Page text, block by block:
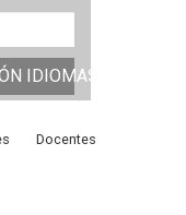
IDIOMAS
Docentes